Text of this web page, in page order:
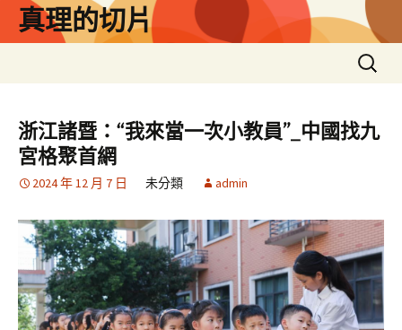
真理的切片
搜
尋
鍵
字:
浙江諸暨：“我來當一次小教員”_中國找九
宮格聚首網
2024 年 12 月 7 日 未分類 admin